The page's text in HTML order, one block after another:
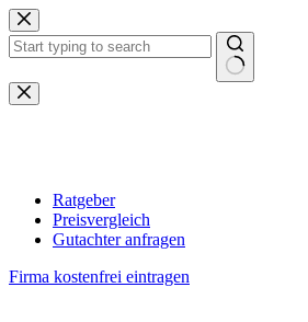
Zum
Inhalt
springen
Keine
Ergebnisse
Ratgeber
Preisvergleich
Gutachter anfragen
Firma kostenfrei eintragen